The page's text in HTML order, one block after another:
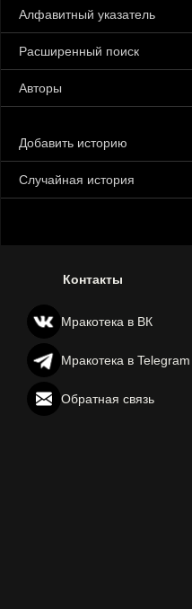
Алфавитный указатель
Расширенный поиск
Авторы
Добавить историю
Случайная история
Контакты
Мракотека в ВК
Мракотека в Telegram
Обратная связь